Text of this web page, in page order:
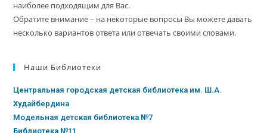
наиболее подходящим для Вас.
Обратите внимание – на некоторые вопросы Вы можете давать
несколько вариантов ответа или отвечать своими словами.
Наши Библиотеки
Центральная городская детская библиотека им. Ш.А.
Худайбердина
Модельная детская библиотека №7
Библиотека №11